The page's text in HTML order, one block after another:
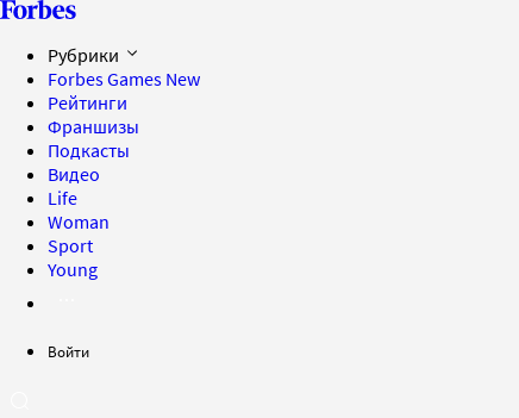
Рубрики
Forbes Games New
Рейтинги
Франшизы
Подкасты
Видео
Life
Woman
Sport
Young
Войти